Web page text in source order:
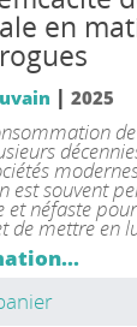
en
| 2025
est souvent
et néfaste
de mettre en